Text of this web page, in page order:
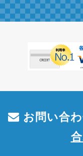
お問い合